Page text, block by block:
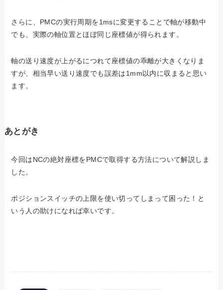
さらに、PMCの実行周期を1msに変更することで軸が移動中
でも、実際の軸位置とほぼ同じ座標値が得られます。
軸の送り速度が上がるにつれて座標値の乖離が大きくなりま
すが、相当早い送り速度でも誤差は1mm以内に収まると思い
ます。
あとがき
今回はNCの絶対座標をPMCで取得する方法について解説しま
した。
ポジションスイッチの上限を使い切ってしまって困った！と
いう人の助けになれば幸いです。